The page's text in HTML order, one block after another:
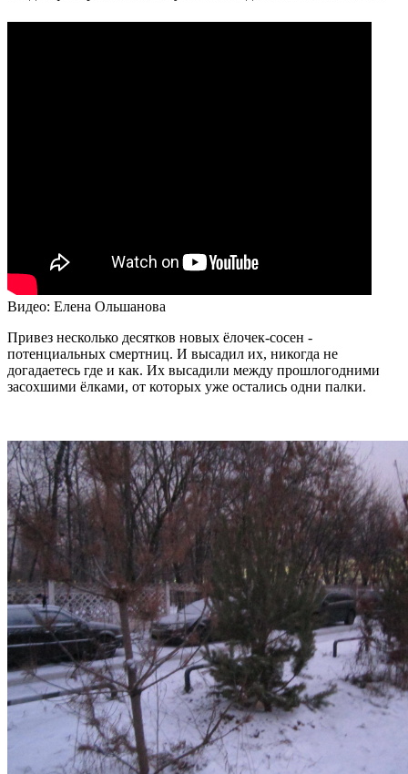
Видео: Елена Ольшанова
Привез несколько десятков новых ёлочек-сосен -
потенциальных смертниц. И высадил их, никогда не
догадаетесь где и как. Их высадили между прошлогодними
засохшими ёлками, от которых уже остались одни палки.